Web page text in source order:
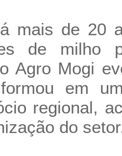
mais de 20
de milho
Agro Mogi
em
regional,
do